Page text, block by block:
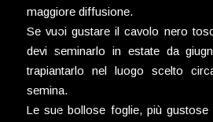
maggiore diffusione.
Se vuoi gustare il cavolo nero
devi seminarlo in estate da
trapiantarlo nel luogo scelto
semina.
Le sue bollose foglie, più